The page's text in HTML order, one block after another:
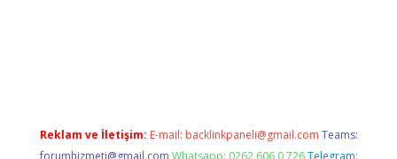
Reklam ve İletişim: E-mail: backlinkpaneli@gmail.com Teams:
forumhizmeti@gmail.com Whatsapp: 0262 606 0 726 Telegram: